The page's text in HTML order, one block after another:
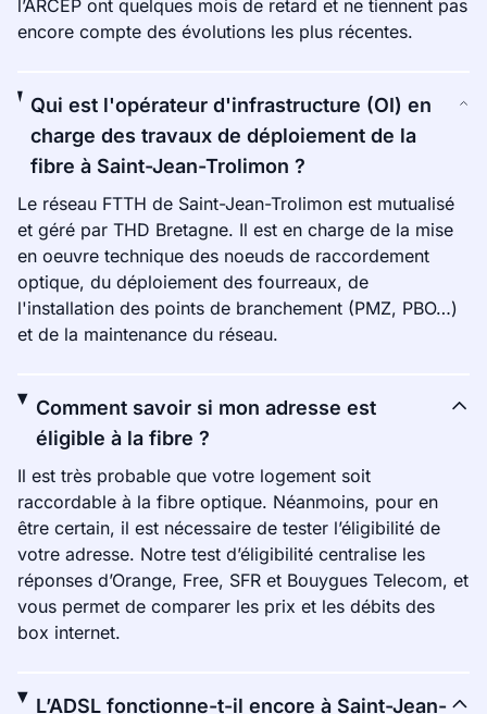
l’ARCEP ont quelques mois de retard et ne tiennent pas
encore compte des évolutions les plus récentes.
Qui est l'opérateur d'infrastructure (OI) en
charge des travaux de déploiement de la
fibre à Saint-Jean-Trolimon ?
Le réseau FTTH de Saint-Jean-Trolimon est mutualisé
et géré par THD Bretagne. Il est en charge de la mise
en oeuvre technique des noeuds de raccordement
optique, du déploiement des fourreaux, de
l'installation des points de branchement (PMZ, PBO…)
et de la maintenance du réseau.
Comment savoir si mon adresse est
éligible à la fibre ?
Il est très probable que votre logement soit
raccordable à la fibre optique. Néanmoins, pour en
être certain, il est nécessaire de tester l’éligibilité de
votre adresse. Notre test d’éligibilité centralise les
réponses d’Orange, Free, SFR et Bouygues Telecom, et
vous permet de comparer les prix et les débits des
box internet.
L’ADSL fonctionne-t-il encore à Saint-Jean-